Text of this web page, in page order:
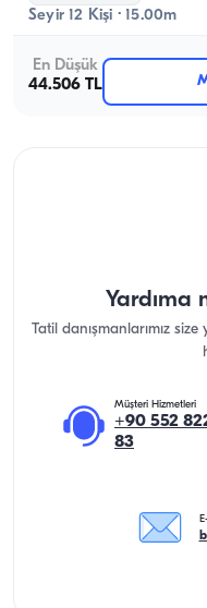
Seyir 12 Kişi · 15.00m
En Düşük
44.506 TL
Yardıma
Tatil danışmanlarımız
Müşteri Hizmetleri
+90 552
83